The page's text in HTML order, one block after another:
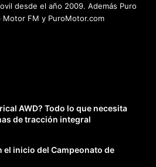
desde el año 2009. Además Puro
Motor FM y PuroMotor.com
AWD? Todo lo que necesita
de tracción integral
el inicio del Campeonato de